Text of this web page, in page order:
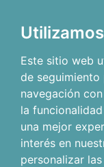
Este sitio web
de seguimiento
navegación
la
una mejor
interés en
personalizar